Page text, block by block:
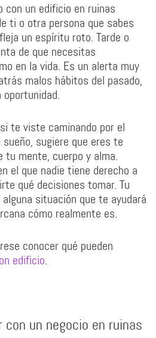
con un edificio en ruinas
ti o otra persona que sabes
un espíritu roto. Tarde o
de que necesitas
en la vida. Es un alerta muy
malos hábitos del pasado,
oportunidad.
te viste caminando por el
sugiere que eres te
tu mente, cuerpo y alma.
el que nadie tiene derecho a
qué decisiones tomar. Tu
situación que te ayudará
cómo realmente es.
conocer qué pueden
edificio.
con un negocio en ruinas